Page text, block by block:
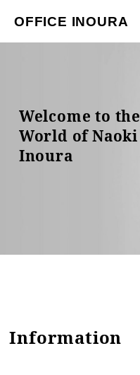
OFFICE INOURA
Welcome to the
World of Naoki
Inoura
Information